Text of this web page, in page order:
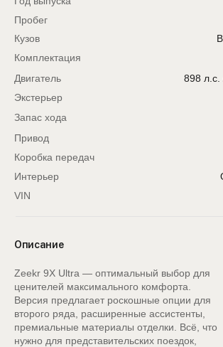
Описание
Запас хода
Привод
Коробка передач
Пробег
Комплектация
898 л.с.
Двигатель
Экстерьер
Кузов
Интерьер
Zeekr 9X Ultra — оптимальный выбор для
ценителей максимального комфорта.
Версия предлагает роскошные опции для
второго ряда, расширенные ассистенты,
премиальные материалы отделки. Всё, что
нужно для представительских поездок,
VIN